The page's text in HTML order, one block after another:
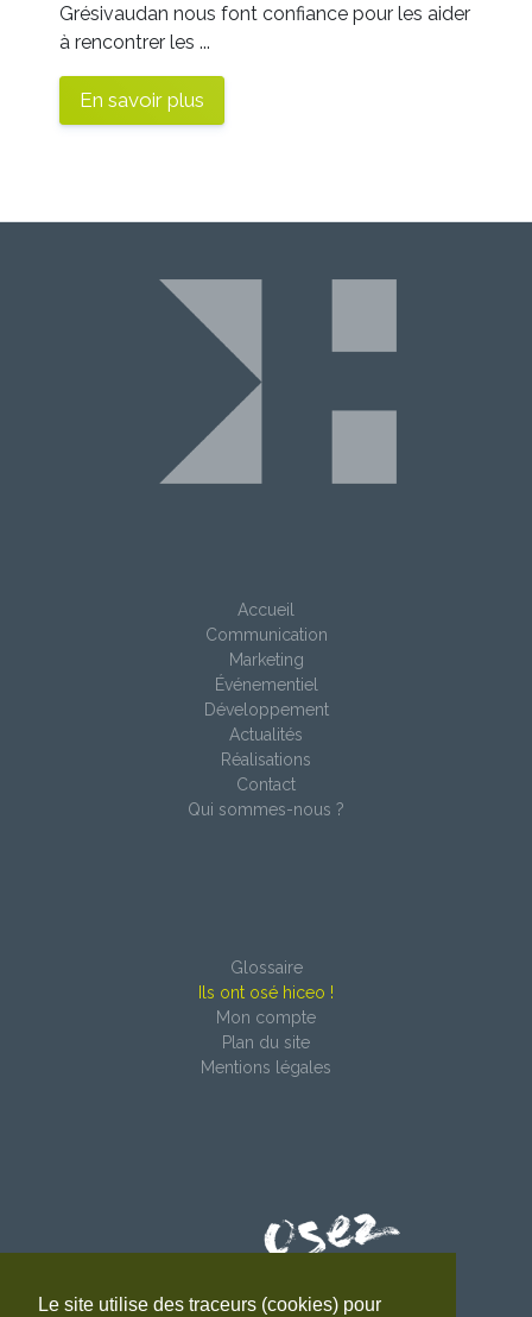
Le site utilise des traceurs (cookies) pour
Grésivaudan nous font confiance pour les aider
à rencontrer les ...
En savoir plus
Accueil
Communication
Marketing
Événementiel
Développement
Actualités
Réalisations
Contact
Qui sommes-nous ?
Glossaire
Ils ont osé hiceo !
Mon compte
Plan du site
Mentions légales